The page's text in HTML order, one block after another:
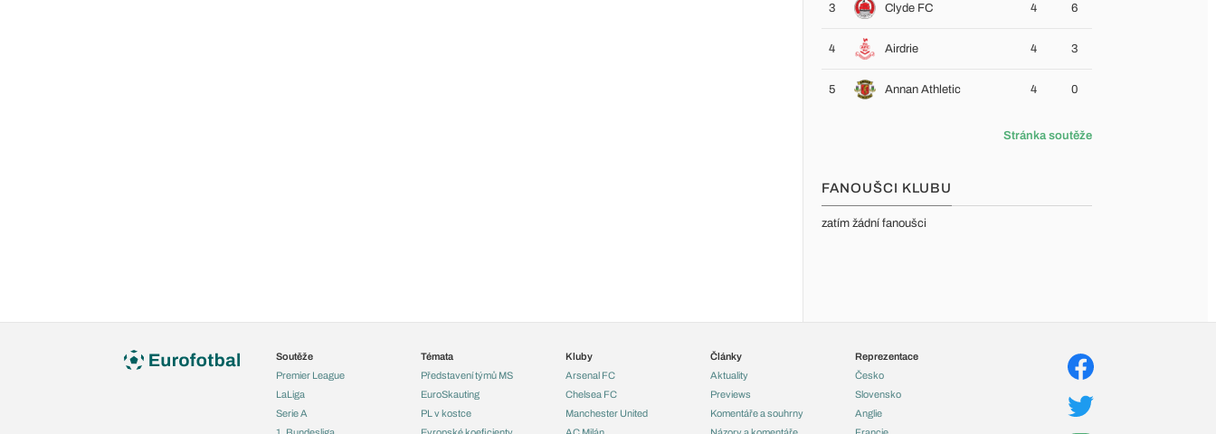
3 Clyde FC 4 6
4 Airdrie 4 3
5 Annan Athletic 4 0
Stránka soutěže
FANOUŠCI KLUBU
zatím žádní fanoušci
Soutěže
Premier League
LaLiga
Serie A
Témata
Představení týmů MS
EuroSkauting
PL v kostce
Kluby
Arsenal FC
Chelsea FC
Manchester United
Články
Aktuality
Previews
Komentáře a souhrny
Reprezentace
Česko
Slovensko
Anglie